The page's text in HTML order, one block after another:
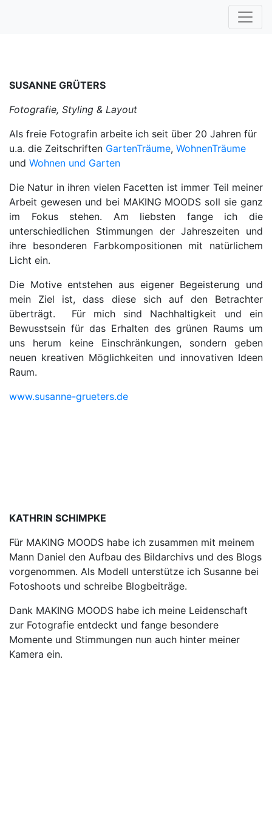
SUSANNE GRÜTERS
Fotografie, Styling & Layout
Als freie Fotografin arbeite ich seit über 20 Jahren für
u.a. die Zeitschriften GartenTräume, WohnenTräume
und Wohnen und Garten
Die Natur in ihren vielen Facetten ist immer Teil meiner
Arbeit gewesen und bei MAKING MOODS soll sie ganz
im Fokus stehen. Am liebsten fange ich die
unterschiedlichen Stimmungen der Jahreszeiten und
ihre besonderen Farbkompositionen mit natürlichem
Licht ein.
Die Motive entstehen aus eigener Begeisterung und
mein Ziel ist, dass diese sich auf den Betrachter
überträgt. Für mich sind Nachhaltigkeit und ein
Bewusstsein für das Erhalten des grünen Raums um
uns herum keine Einschränkungen, sondern geben
neuen kreativen Möglichkeiten und innovativen Ideen
Raum.
www.susanne-grueters.de
KATHRIN SCHIMPKE
Für MAKING MOODS habe ich zusammen mit meinem
Mann Daniel den Aufbau des Bildarchivs und des Blogs
vorgenommen. Als Modell unterstütze ich Susanne bei
Fotoshoots und schreibe Blogbeiträge.
Dank MAKING MOODS habe ich meine Leidenschaft
zur Fotografie entdeckt und fange besondere
Momente und Stimmungen nun auch hinter meiner
Kamera ein.